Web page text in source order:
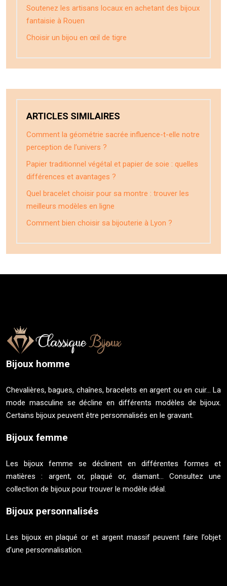
Soutenez les artisans locaux en achetant des bijoux
fantaisie à Rouen
Choisir un bijou en œil de tigre
ARTICLES SIMILAIRES
Comment la géométrie sacrée influence-t-elle notre
perception de l’univers ?
Papier traditionnel végétal et papier de soie : quelles
différences et avantages ?
Quel bracelet choisir pour sa montre : trouver les
meilleurs modèles en ligne
Comment bien choisir sa bijouterie à Lyon ?
Bijoux homme
Chevalières, bagues, chaînes, bracelets en argent ou en cuir… La
mode masculine se décline en différents modèles de bijoux.
Certains bijoux peuvent être personnalisés en le gravant.
Bijoux femme
Les bijoux femme se déclinent en différentes formes et
matières : argent, or, plaqué or, diamant… Consultez une
collection de bijoux pour trouver le modèle idéal.
Bijoux personnalisés
Les bijoux en plaqué or et argent massif peuvent faire l’objet
d’une personnalisation.